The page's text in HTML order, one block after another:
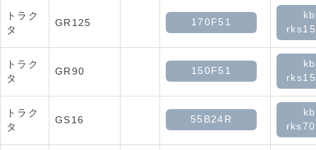
トラク
タ
GR125 170F51
トラク
タ
GR90 150F51
トラク
タ
GS16 55B24R